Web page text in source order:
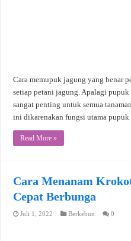
Cara memupuk jagung yang benar
setiap petani jagung. Apalagi
sangat penting untuk semua
ini dikarenakan fungsi utama
Read More »
Cara Menanam
Cepat Berbunga
Juli 1, 2022 Berkebun 0